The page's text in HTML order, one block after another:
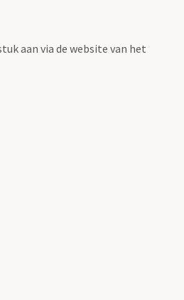
aan via de website van het